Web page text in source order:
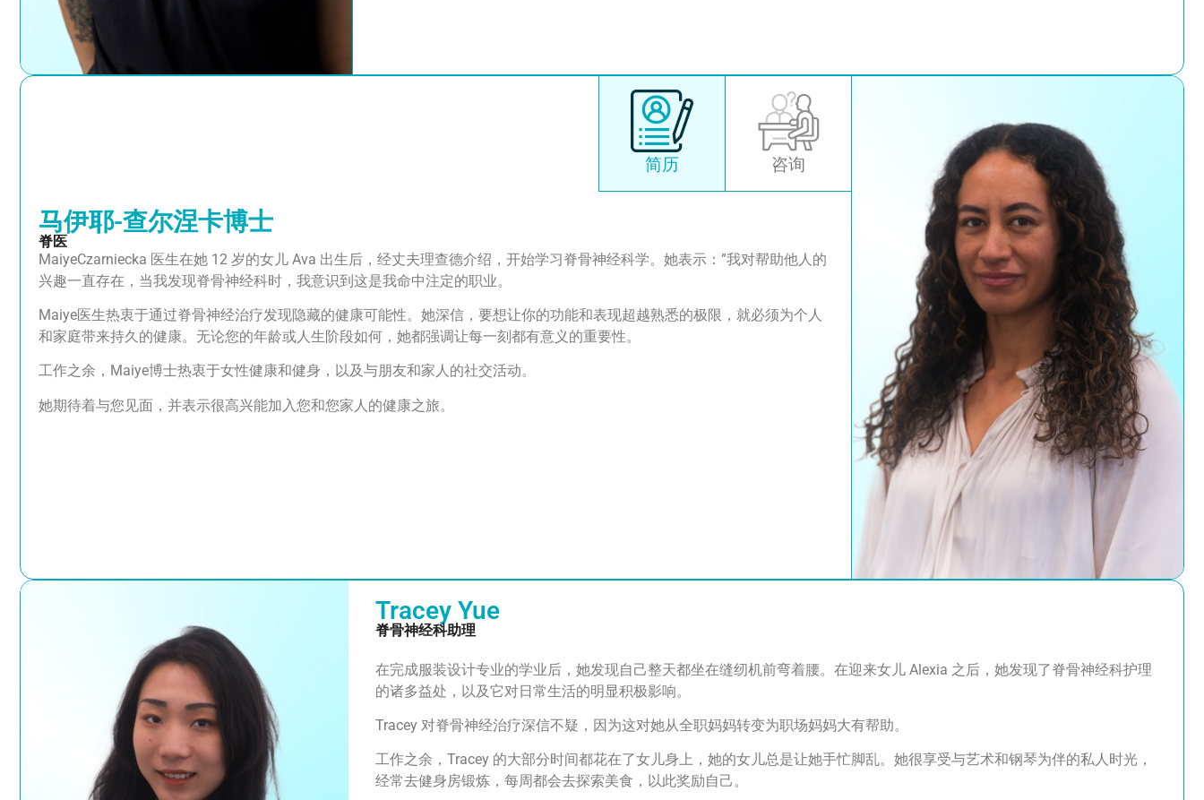
简历 咨询
马伊耶-查尔涅卡博士
脊医
MaiyeCzarniecka 医生在她 12 岁的女儿 Ava 出生后，经丈夫理查德介绍，开始学习脊骨神经科学。她表示：”我对帮助他人的
兴趣一直存在，当我发现脊骨神经科时，我意识到这是我命中注定的职业。
Maiye医生热衷于通过脊骨神经治疗发现隐藏的健康可能性。她深信，要想让你的功能和表现超越熟悉的极限，就必须为个人
和家庭带来持久的健康。无论您的年龄或人生阶段如何，她都强调让每一刻都有意义的重要性。
工作之余， Maiye博士热衷于女性健康和健身，以及与朋友和家人的社交活动。
她期待着与您见面，并表示很高兴能加入您和您家人的健康之旅。
Tracey Yue
脊骨神经科助理
在完成服装设计专业的学业后，她发现自己整天都坐在缝纫机前弯着腰。在迎来女儿 Alexia 之后，她发现了脊骨神经科护理
的诸多益处，以及它对日常生活的明显积极影响。
Tracey 对脊骨神经治疗深信不疑，因为这对她从全职妈妈转变为职场妈妈大有帮助。
工作之余，Tracey 的大部分时间都花在了女儿身上，她的女儿总是让她手忙脚乱。她很享受与艺术和钢琴为伴的私人时光，
经常去健身房锻炼，每周都会去探索美食，以此奖励自己。